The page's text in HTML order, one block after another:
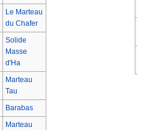
Le Marteau
du Chafer
Solide
Masse
d'Ha
Marteau
Tau
Barabas
Marteau